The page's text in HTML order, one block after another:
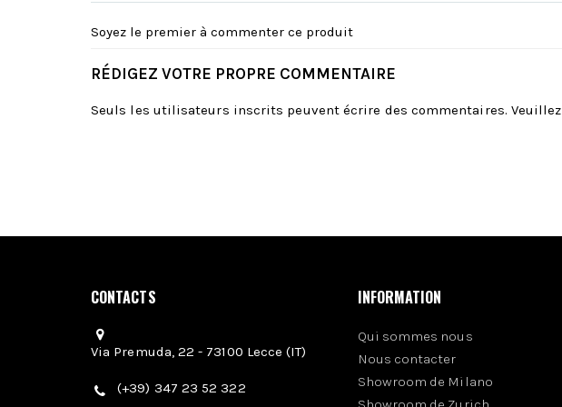
Soyez le premier à commenter ce produit
RÉDIGEZ VOTRE PROPRE COMMENTAIRE
Seuls les utilisateurs inscrits peuvent écrire des commentaires. Veuillez
CONTACTS
Via Premuda, 22 - 73100 Lecce (IT)
(+39) 347 23 52 322
INFORMATION
Qui sommes nous
Nous contacter
Showroom de Milano